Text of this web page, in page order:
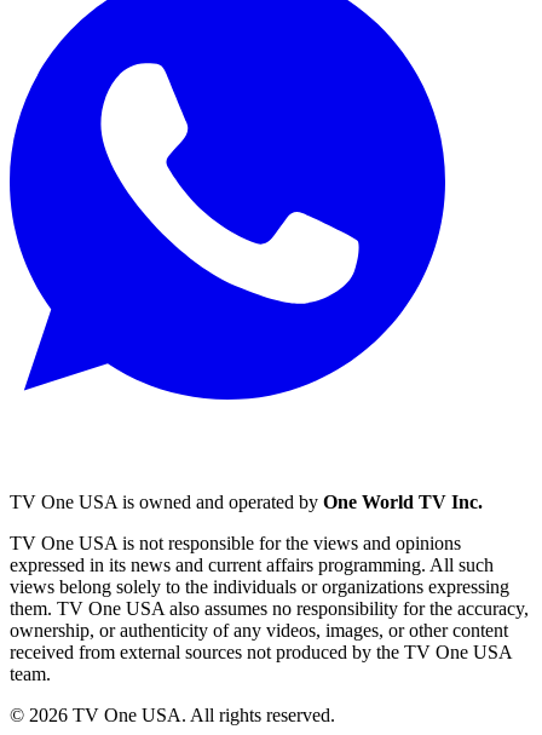
TV One USA is owned and operated by One World TV Inc.
TV One USA is not responsible for the views and opinions
expressed in its news and current affairs programming. All such
views belong solely to the individuals or organizations expressing
them. TV One USA also assumes no responsibility for the accuracy,
ownership, or authenticity of any videos, images, or other content
received from external sources not produced by the TV One USA
team.
© 2026 TV One USA. All rights reserved.